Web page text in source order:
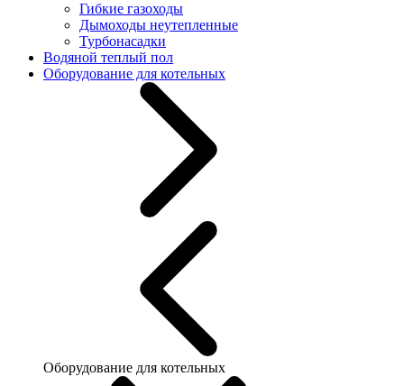
Гибкие газоходы
Дымоходы неутепленные
Турбонасадки
Водяной теплый пол
Оборудование для котельных
Оборудование для котельных